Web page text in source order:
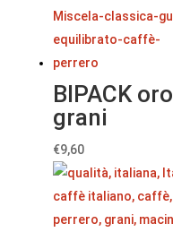
BIPACK oro
grani
€9,60